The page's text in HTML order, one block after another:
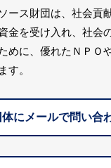
ース財団は、社会貢
金を受け入れ、社会
めに、優れたＮＰＯ
す。
体にメールで問い合